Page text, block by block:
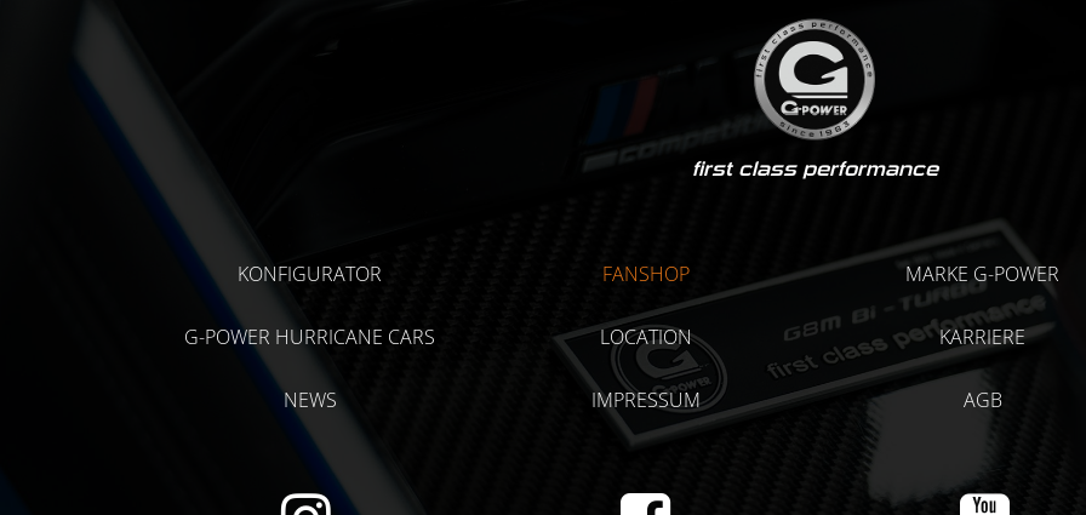
first class performance
KONFIGURATOR FANSHOP MARKE G-POWER
G-POWER HURRICANE CARS LOCATION KARRIERE
NEWS IMPRESSUM AGB